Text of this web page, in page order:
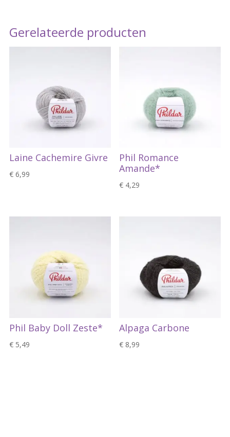
Gerelateerde producten
Laine Cachemire Givre
€6,99
Phil Romance
Amande*
€ 4,29
Phil Baby Doll Zeste*
€5,49
Alpaga Carbone
€ 8,99